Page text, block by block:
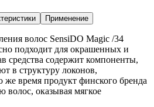
Применение
волос SensiDO Magic /34
подходит для окрашенных и
средства содержит компоненты,
в структуру локонов,
же время продукт финского бренда
волос, оказывая мягкое